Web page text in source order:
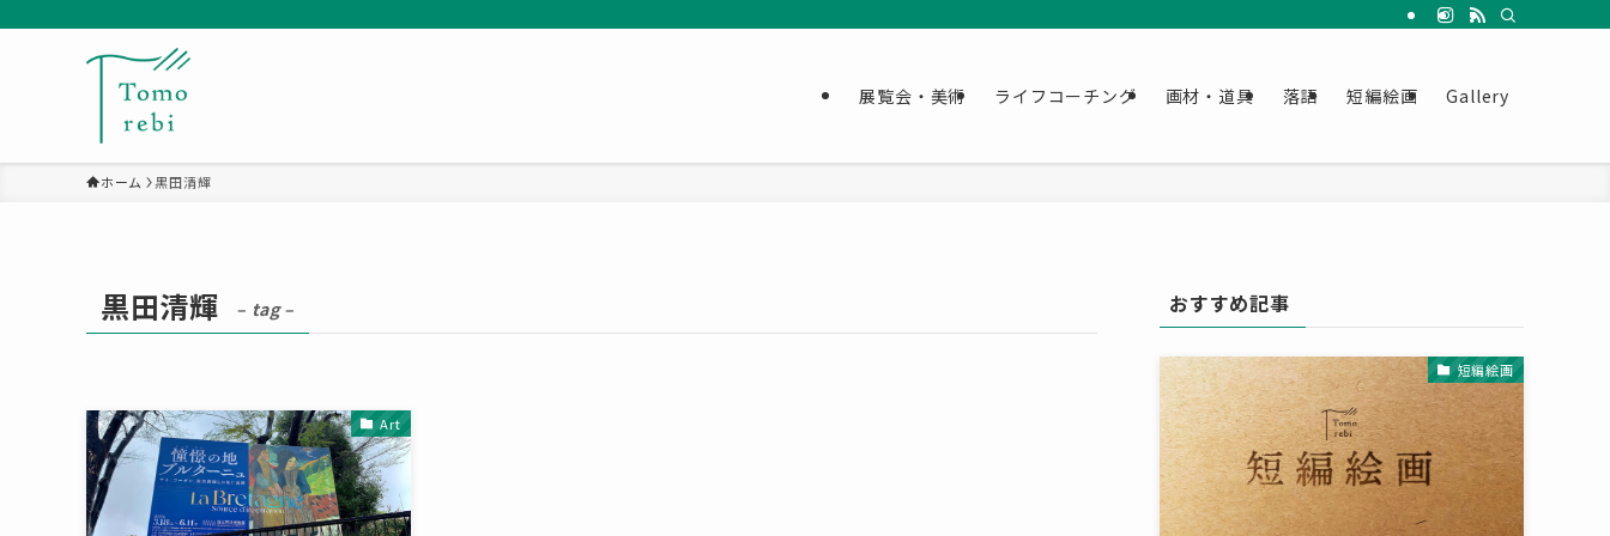
展覧会・美術 ライフコーチング 画材・道具 落語 短編絵画 Gallery
ホーム 黒田清輝
黒田清輝 – tag –
Art
おすすめ記事
短編絵画